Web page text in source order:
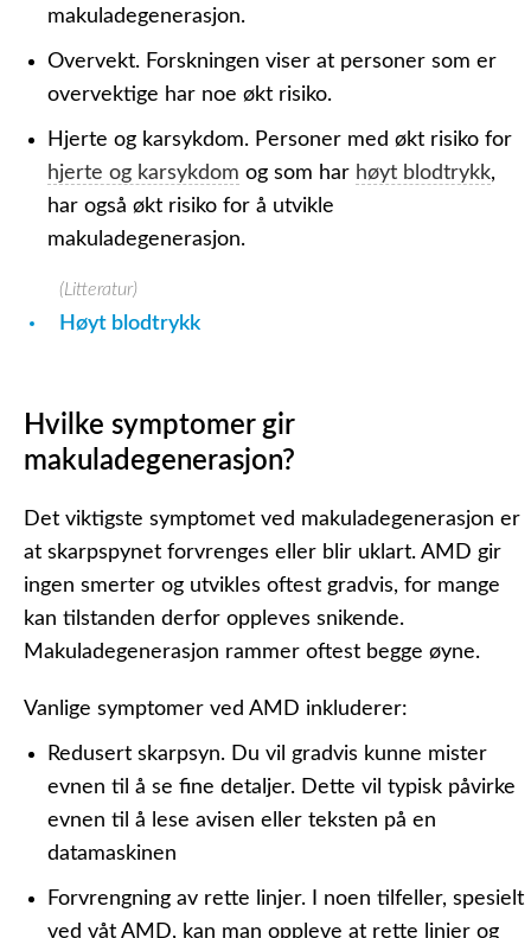
makuladegenerasjon.
Overvekt. Forskningen viser at personer som er
overvektige har noe økt risiko.
Hjerte og karsykdom. Personer med økt risiko for
hjerte og karsykdom og som har høyt blodtrykk,
har også økt risiko for å utvikle
makuladegenerasjon.
(Litteratur)
Høyt blodtrykk
Hvilke symptomer gir
makuladegenerasjon?
Det viktigste symptomet ved makuladegenerasjon er
at skarpspynet forvrenges eller blir uklart. AMD gir
ingen smerter og utvikles oftest gradvis, for mange
kan tilstanden derfor oppleves snikende.
Makuladegenerasjon rammer oftest begge øyne.
Vanlige symptomer ved AMD inkluderer:
Redusert skarpsyn. Du vil gradvis kunne mister
evnen til å se fine detaljer. Dette vil typisk påvirke
evnen til å lese avisen eller teksten på en
datamaskinen
Forvrengning av rette linjer. I noen tilfeller, spesielt
ved våt AMD, kan man oppleve at rette linjer og